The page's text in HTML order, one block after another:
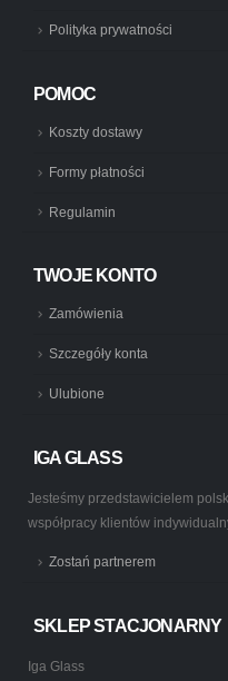
Polityka prywatności
POMOC
Koszty dostawy
Formy płatności
Regulamin
TWOJE KONTO
Zamówienia
Szczegóły konta
Ulubione
IGA GLASS
Jesteśmy przedstawicielem
współpracy klientów
Zostań partnerem
SKLEP STACJONARNY
Iga Glass